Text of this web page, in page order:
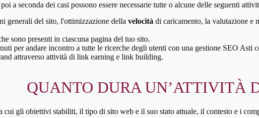
poi a seconda dei casi possono essere necessarie tutte o alcune delle seguenti
generali del sito, l'ottimizzazione della velocità di caricamento, la valutazione e
sono presenti in ciascuna pagina del tuo sito.
per andare incontro a tutte le ricerche degli utenti con una gestione SEO Asti
attraverso attività di link earning e link building.
QUANTO DURA UN’ATTIVITÀ
gli obiettivi stabiliti, il tipo di sito web e il suo stato attuale, il contesto e i